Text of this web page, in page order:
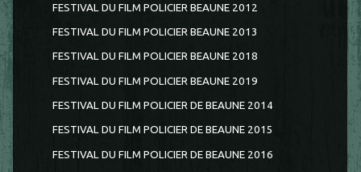
FESTIVAL DU FILM POLICIER BEAUNE 2012
FESTIVAL DU FILM POLICIER BEAUNE 2013
FESTIVAL DU FILM POLICIER BEAUNE 2018
FESTIVAL DU FILM POLICIER BEAUNE 2019
FESTIVAL DU FILM POLICIER DE BEAUNE 2014
FESTIVAL DU FILM POLICIER DE BEAUNE 2015
FESTIVAL DU FILM POLICIER DE BEAUNE 2016